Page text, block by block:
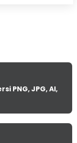
PNG, JPG, AI,